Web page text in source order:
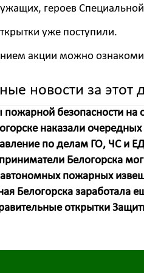
героев
уже поступили.
акции можно
новости за этот
безопасности на
наказали
по делам ГО, ЧС и
Белогорска
пожарных
Белогорска заработала
открытки